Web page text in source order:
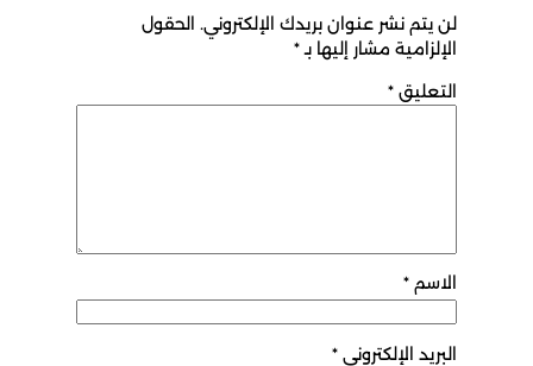
لن يتم نشر عنوان بريدك الإلكتروني. الحقول
الإلزامية مشار إليها بـ *
التعليق*
الاسم*
البريد الإلكتروني *